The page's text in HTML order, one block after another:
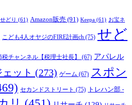
どり (61) Amazon販売 (91) Keepa (61) お宝ネ
こども4人オヤジのFIRE計画ch (75) せど
チャンネル【税理士社長】 (67) アパレル
ット (273) ゲーム (67) スポン
セカンドストリート (75) トレハン部 -